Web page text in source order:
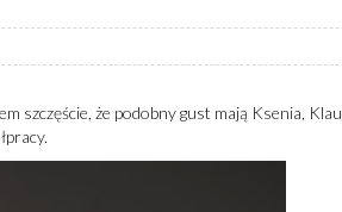
szczęście, że podobny gust mają Ksenia,